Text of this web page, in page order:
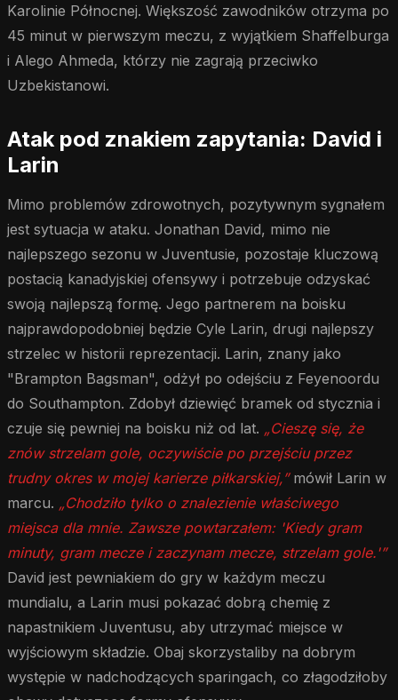
Karolinie Północnej. Większość zawodników otrzyma po
45 minut w pierwszym meczu, z wyjątkiem Shaffelburga
i Alego Ahmeda, którzy nie zagrają przeciwko
Uzbekistanowi.
Atak pod znakiem zapytania: David i
Larin
Mimo problemów zdrowotnych, pozytywnym sygnałem
jest sytuacja w ataku. Jonathan David, mimo nie
najlepszego sezonu w Juventusie, pozostaje kluczową
postacią kanadyjskiej ofensywy i potrzebuje odzyskać
swoją najlepszą formę. Jego partnerem na boisku
najprawdopodobniej będzie Cyle Larin, drugi najlepszy
strzelec w historii reprezentacji. Larin, znany jako
"Brampton Bagsman", odżył po odejściu z Feyenoordu
do Southampton. Zdobył dziewięć bramek od stycznia i
czuje się pewniej na boisku niż od lat. „Cieszę się, że
znów strzelam gole, oczywiście po przejściu przez
trudny okres w mojej karierze piłkarskiej,”mówił Larin w
marcu. „Chodziło tylko o znalezienie właściwego
miejsca dla mnie. Zawsze powtarzałem: 'Kiedy gram
minuty, gram mecze i zaczynam mecze, strzelam gole.'”
David jest pewniakiem do gry w każdym meczu
mundialu, a Larin musi pokazać dobrą chemię z
napastnikiem Juventusu, aby utrzymać miejsce w
wyjściowym składzie. Obaj skorzystaliby na dobrym
występie w nadchodzących sparingach, co złagodziłoby